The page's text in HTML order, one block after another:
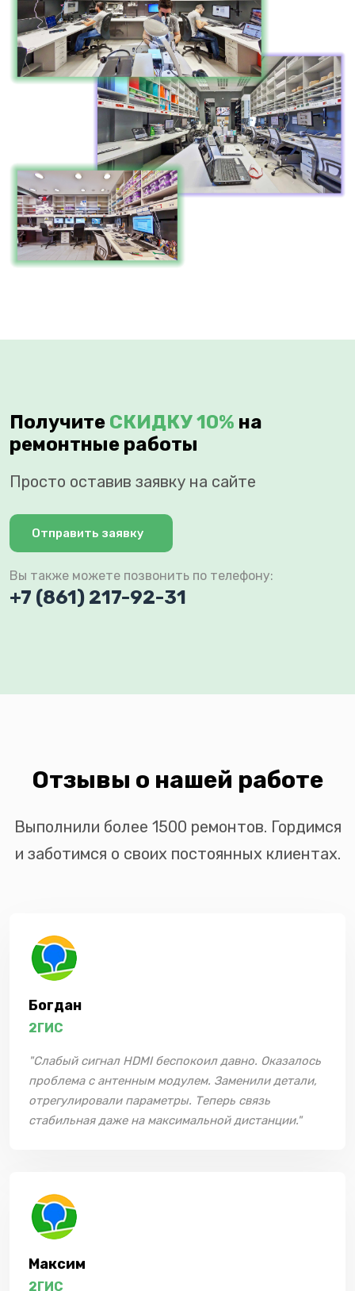
Получите СКИДКУ 10% на
ремонтные работы
Просто оставив заявку на сайте
Отправить заявку
Вы также можете позвонить по телефону:
+7 (861) 217-92-31
Отзывы о нашей работе
Выполнили более 1500 ремонтов. Гордимся
и заботимся о своих постоянных клиентах.
Богдан
2ГИС
"Слабый сигнал HDMI беспокоил давно. Оказалось
проблема с антенным модулем. Заменили детали,
отрегулировали параметры. Теперь связь
стабильная даже на максимальной дистанции."
Максим
2ГИС